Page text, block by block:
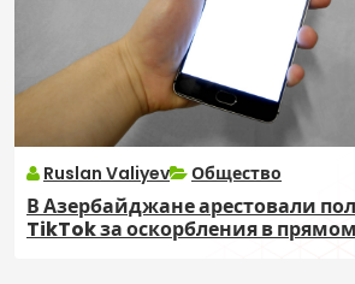
Ruslan Valiyev Общество
В Азербайджане арестовали
TikTok за оскорбления в